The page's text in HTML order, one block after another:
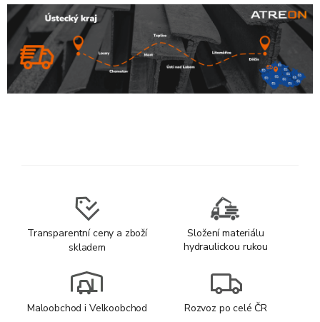
Transparentní ceny a zboží
skladem
Složení materiálu
hydraulickou rukou
Maloobchod i Velkoobchod Rozvoz po celé ČR